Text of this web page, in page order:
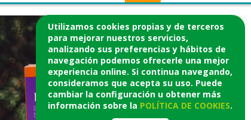
Utilizamos cookies propias y de terceros
para mejorar nuestros servicios,
analizando sus preferencias y hábitos de
navegación podemos ofrecerle una mejor
experiencia online. Si continua navegando,
consideramos que acepta su uso. Puede
cambiar la configuración u obtener más
información sobre la POLÍTICA DE COOKIES.